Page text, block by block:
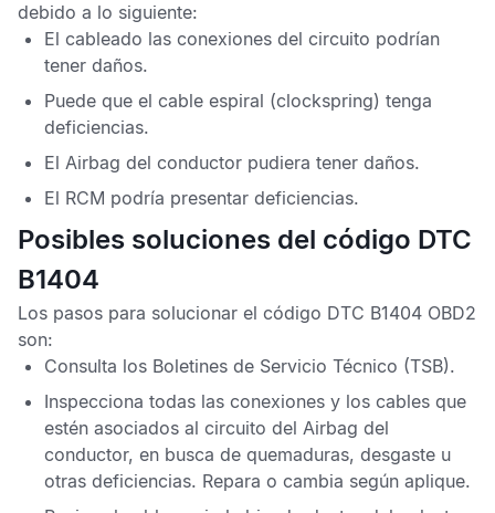
debido a lo siguiente:
El cableado las conexiones del circuito podrían
tener daños.
Puede que el cable espiral (clockspring) tenga
deficiencias.
El Airbag del conductor pudiera tener daños.
El RCM podría presentar deficiencias.
Posibles soluciones del código DTC
B1404
Los pasos para solucionar el código DTC B1404 OBD2
son:
Consulta los Boletines de Servicio Técnico (TSB).
Inspecciona todas las conexiones y los cables que
estén asociados al circuito del Airbag del
conductor, en busca de quemaduras, desgaste u
otras deficiencias. Repara o cambia según aplique.